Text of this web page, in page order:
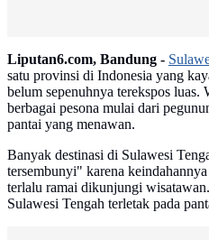
Liputan6.com, Bandung -
satu provinsi di Indonesia yang
belum sepenuhnya terekspos
berbagai pesona mulai dari
pantai yang menawan.
Banyak destinasi di Sulawesi
tersembunyi" karena
terlalu ramai dikunjungi
Sulawesi Tengah terletak pada